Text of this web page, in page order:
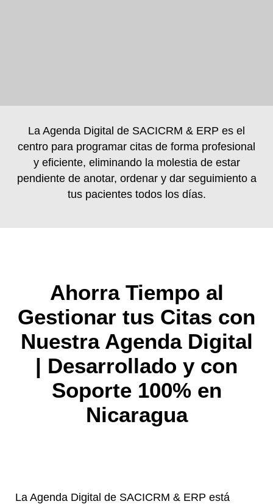
La Agenda Digital de SACICRM & ERP es el
centro para programar citas de forma profesional
y eficiente, eliminando la molestia de estar
pendiente de anotar, ordenar y dar seguimiento a
tus pacientes todos los días.
Ahorra Tiempo al
Gestionar tus Citas con
Nuestra Agenda Digital
| Desarrollado y con
Soporte 100% en
Nicaragua
La Agenda Digital de SACICRM & ERP está